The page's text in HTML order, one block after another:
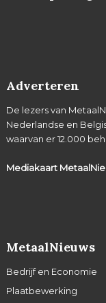
Adverteren
De lezers van
Nederlandse en
waarvan er 12.000
Mediakaart
MetaalNieuws
Bedrijf en Economie
Plaatbewerking